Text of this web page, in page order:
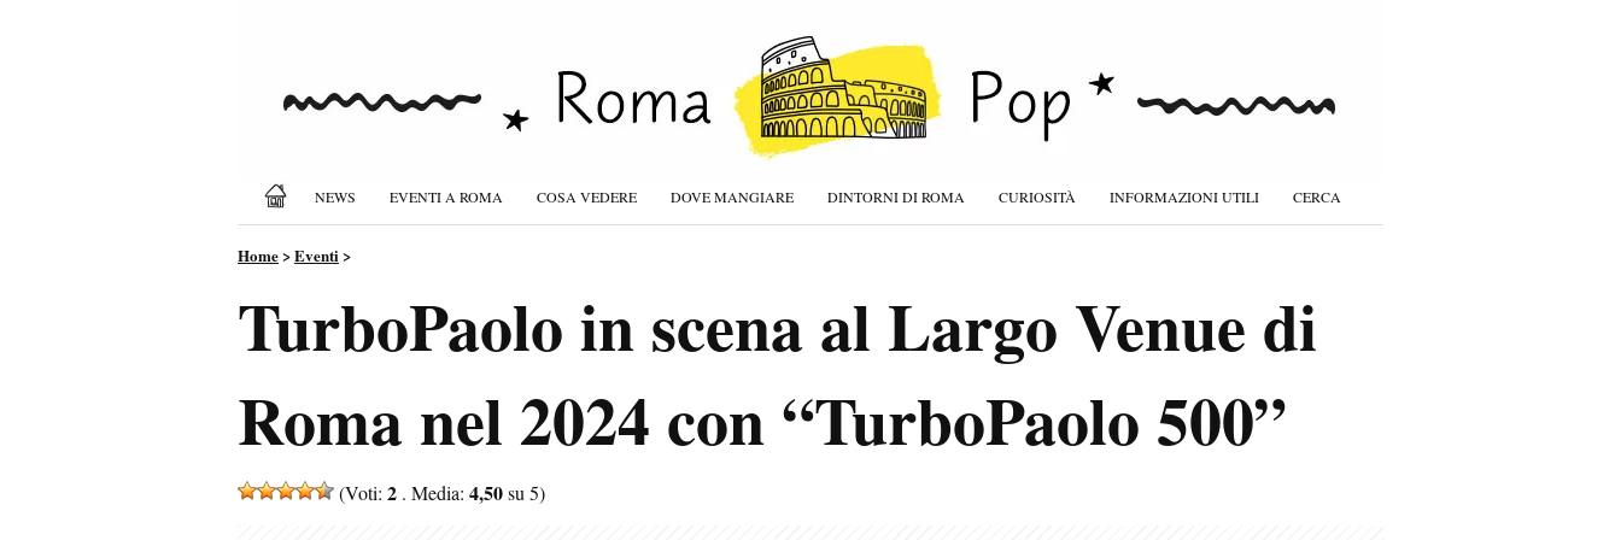
NEWS EVENTI A ROMA COSA VEDERE DOVE MANGIARE DINTORNI DI ROMA CURIOSITÀ INFORMAZIONI UTILI CERCA
Home>Eventi>
TurboPaolo in scena al Largo Venue di
Roma nel 2024 con “TurboPaolo 500”
(Voti: 2 . Media: 4,50su 5)